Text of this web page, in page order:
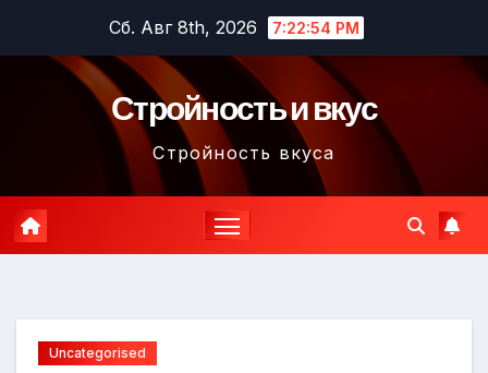
содержимому
Сб. Авг 8th, 2026 7:22:55 PM
Стройность и вкус
Стройность вкуса
Uncategorised